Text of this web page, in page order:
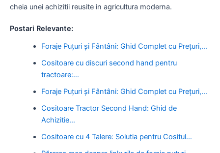
cheia unei achizitii reusite in agricultura moderna.
Postari Relevante:
Foraje Puțuri și Fântâni: Ghid Complet cu Prețuri,…
Cositoare cu discuri second hand pentru
tractoare:…
Foraje Puțuri și Fântâni: Ghid Complet cu Prețuri,…
Cositoare Tractor Second Hand: Ghid de
Achizitie…
Cositoare cu 4 Talere: Solutia pentru Cositul…